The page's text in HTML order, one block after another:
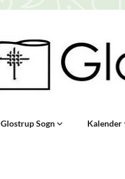
Glostrup Sogn Kalender